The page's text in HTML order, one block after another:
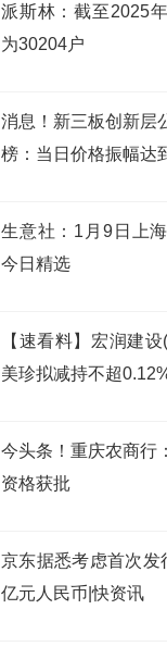
派斯林：截至2025
为30204户
消息！新三板创新层
榜：当日价格振幅达
生意社：1月9日上
今日精选
【速看料】宏润建
美珍拟减持不超
今头条！重庆农商行
资格获批
京东据悉考虑首次发
亿元人民币|快资讯